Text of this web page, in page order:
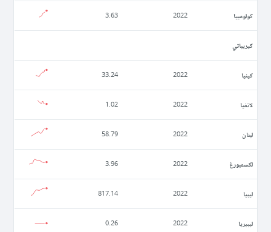
كولومبيا 2022
3.63
كيريباتي
كينيا 2022
33.24
لاتفيا 2022
1.02
لبنان 2022
58.79
لكسمبورغ 2022
3.96
ليبيا 2022
817.14
ليبيريا 2022
0.26